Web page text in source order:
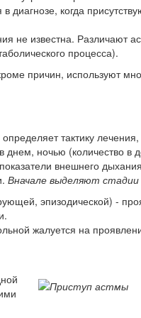
когда
не известна. Различают
процесса).
причин, используют
тактику
ночью (количество в
внешнего
Вначале выделяют стадии
эпизодической) -
жалуется на